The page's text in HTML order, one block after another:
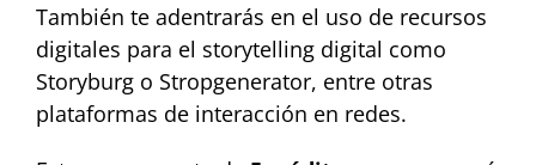
También te adentrarás en el uso de recursos
digitales para el storytelling digital como
Storyburg o Stropgenerator, entre otras
plataformas de interacción en redes.